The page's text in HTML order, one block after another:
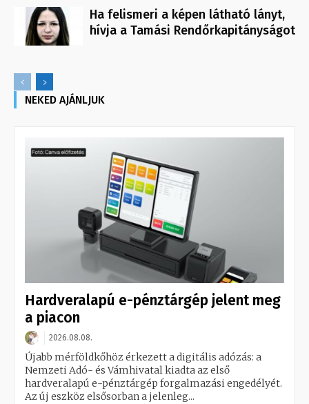
Ha felismeri a képen látható lányt,
hívja a Tamási Rendőrkapitányságot
NEKED AJÁNLJUK
Hardveralapú e-pénztárgép jelent meg
a piacon
2026.08.08.
Újabb mérföldkőhöz érkezett a digitális adózás: a
Nemzeti Adó- és Vámhivatal kiadta az első
hardveralapú e-pénztárgép forgalmazási engedélyét.
Az új eszköz elsősorban a jelenleg...